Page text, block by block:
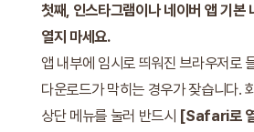
첫째, 인스타그램이나 네이버 앱 기본
열지 마세요.
앱 내부에 임시로 띄워진 브라우저로
다운로드가 막히는 경우가 잦습니다.
상단 메뉴를 눌러 반드시 [Safari로